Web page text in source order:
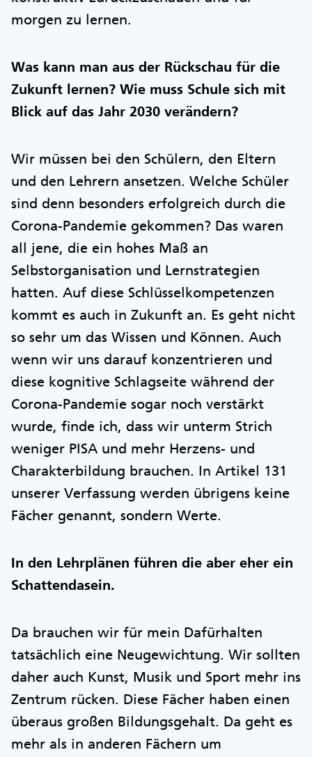
morgen zu lernen.
Was kann man aus der Rückschau für die
Zukunft lernen? Wie muss Schule sich mit
Blick auf das Jahr 2030 verändern?
Wir müssen bei den Schülern, den Eltern
und den Lehrern ansetzen. Welche Schüler
sind denn besonders erfolgreich durch die
Corona-Pandemie gekommen? Das waren
all jene, die ein hohes Maß an
Selbstorganisation und Lernstrategien
hatten. Auf diese Schlüsselkompetenzen
kommt es auch in Zukunft an. Es geht nicht
so sehr um das Wissen und Können. Auch
wenn wir uns darauf konzentrieren und
diese kognitive Schlagseite während der
Corona-Pandemie sogar noch verstärkt
wurde, finde ich, dass wir unterm Strich
weniger PISA und mehr Herzens- und
Charakterbildung brauchen. In Artikel 131
unserer Verfassung werden übrigens keine
Fächer genannt, sondern Werte.
In den Lehrplänen führen die aber eher ein
Schattendasein.
Da brauchen wir für mein Dafürhalten
tatsächlich eine Neugewichtung. Wir sollten
daher auch Kunst, Musik und Sport mehr ins
Zentrum rücken. Diese Fächer haben einen
überaus großen Bildungsgehalt. Da geht es
mehr als in anderen Fächern um